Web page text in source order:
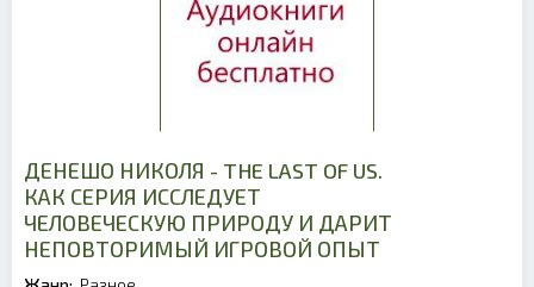
ДЕНЕШО НИКОЛЯ - THE LAST OF US.
КАК СЕРИЯ ИССЛЕДУЕТ
ЧЕЛОВЕЧЕСКУЮ ПРИРОДУ И ДАРИТ
НЕПОВТОРИМЫЙ ИГРОВОЙ ОПЫТ